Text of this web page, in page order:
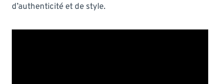
d’authenticité et de style.